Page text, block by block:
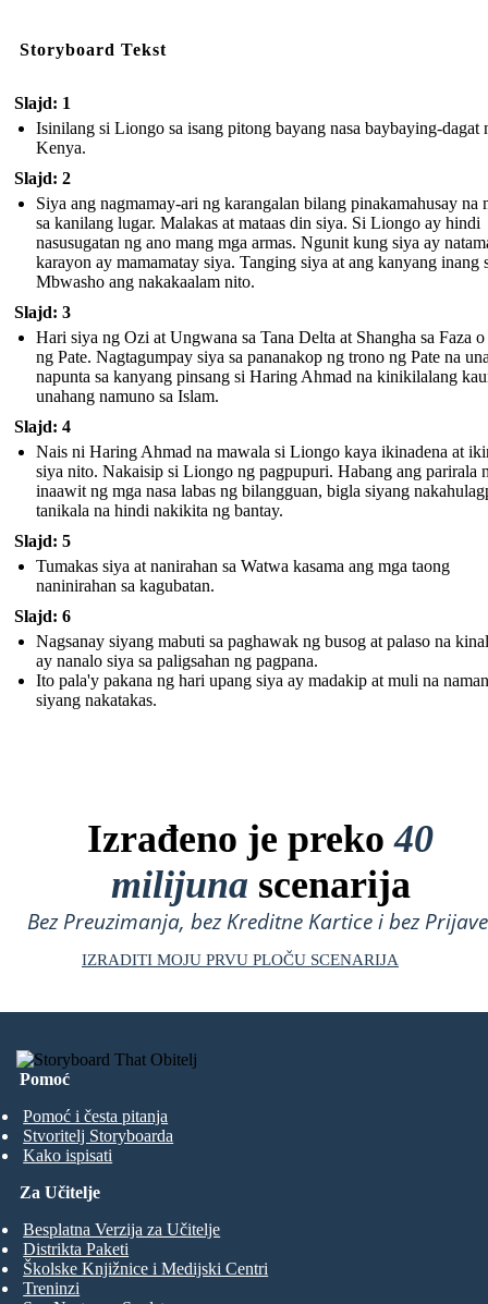
Storyboard Tekst
Slajd: 1
Isinilang si Liongo sa isang pitong bayang nasa baybaying-dagat
Kenya.
Slajd: 2
Siya ang nagmamay-ari ng karangalan bilang pinakamahusay na
sa kanilang lugar. Malakas at mataas din siya. Si Liongo ay hindi
nasusugatan ng ano mang mga armas. Ngunit kung siya ay
karayon ay mamamatay siya . Tanging siya at ang kanyang inang
Mbwasho ang nakakaalam nito.
Slajd: 3
Hari siya ng Ozi at Ungwana sa Tana Delta at Shangha sa Faza
ng Pate. Nagtagumpay siya sa pananakop ng trono ng Pate na
napunta sa kanyang pinsang si Haring Ahmad na kinikilalang
unahang namuno sa Islam.
Slajd: 4
Nais ni Haring Ahmad na mawala si Liongo kaya ikinadena at
siya nito. Nakaisip si Liongo ng pagpupuri. Habang ang parirala
inaawit ng mga nasa labas ng bilangguan, bigla siyang
tanikala na hindi nakikita ng bantay.
Slajd: 5
Tumakas siya at nanirahan sa Watwa kasama ang mga taong
naninirahan sa kagubatan.
Slajd: 6
Nagsanay siyang mabuti sa paghawak ng busog at palaso na
ay nanalo siya sa paligsahan ng pagpana.
Ito pala'y pakana ng hari upang siya ay madakip at muli na naman
siyang nakatakas.
Izrađeno je preko40
milijuna scenarija
Bez Preuzimanja, bez Kreditne Kartice i bez
IZRADITI MOJU PRVU PLOČU SCENARIJA
Pomoć
Pomoć i česta pitanja
Stvoritelj Storyboarda
Kako ispisati
Za Učitelje
Besplatna Verzija za Učitelje
Distrikta Paketi
Školske Knjižnice i Medijski Centri
Treninzi